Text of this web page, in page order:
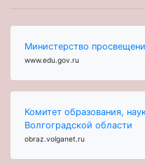
Министерство
www.edu.gov.ru
Комитет образования,
Волгоградской области
obraz.volganet.ru